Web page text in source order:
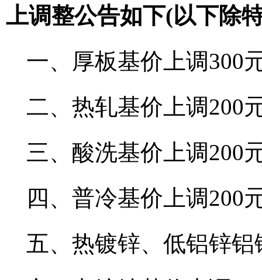
上调整公告如下(以下除
一、厚板基价上调300
二、热轧基价上调200
三、酸洗基价上调200
四、普冷基价上调200
五、热镀锌、低铝锌